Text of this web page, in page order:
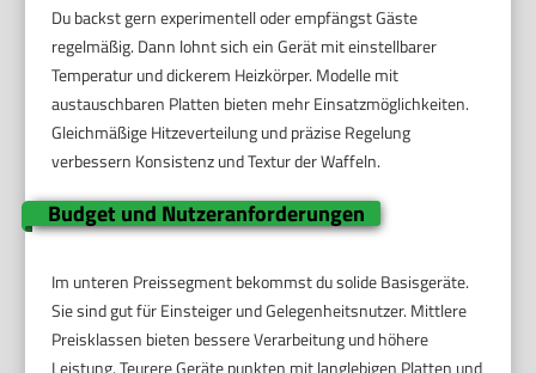
Du backst gern experimentell oder empfängst Gäste
regelmäßig. Dann lohnt sich ein Gerät mit einstellbarer
Temperatur und dickerem Heizkörper. Modelle mit
austauschbaren Platten bieten mehr Einsatzmöglichkeiten.
Gleichmäßige Hitzeverteilung und präzise Regelung
verbessern Konsistenz und Textur der Waffeln.
Budget und Nutzeranforderungen
Im unteren Preissegment bekommst du solide Basisgeräte.
Sie sind gut für Einsteiger und Gelegenheitsnutzer. Mittlere
Preisklassen bieten bessere Verarbeitung und höhere
Leistung. Teurere Geräte punkten mit langlebigen Platten und